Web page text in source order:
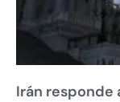
Irán responde